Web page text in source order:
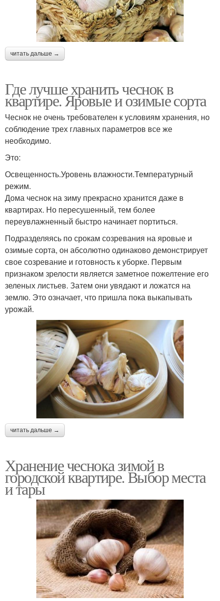
читать дальше →
Где лучше хранить чеснок в
квартире. Яровые и озимые сорта
Чеснок не очень требователен к условиям хранения, но
соблюдение трех главных параметров все же
необходимо.
Это:
Освещенность.Уровень влажности.Температурный
режим.
Дома чеснок на зиму прекрасно хранится даже в
квартирах. Но пересушенный, тем более
переувлажненный быстро начинает портиться.
Подразделяясь по срокам созревания на яровые и
озимые сорта, он абсолютно одинаково демонстрирует
свое созревание и готовность к уборке. Первым
признаком зрелости является заметное пожелтение его
зеленых листьев. Затем они увядают и ложатся на
землю. Это означает, что пришла пока выкапывать
урожай.
читать дальше →
Хранение чеснока зимой в
городской квартире. Выбор места
и тары